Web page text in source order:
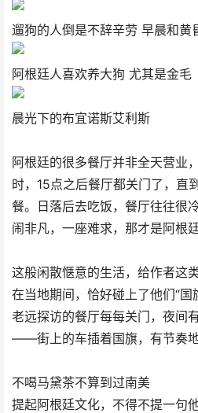
遛狗的人倒是不辞辛劳 早晨和黄
阿根廷人喜欢养大狗 尤其是金毛
晨光下的布宜诺斯艾利斯
阿根廷的很多餐厅并非全天营业
时，15点之后餐厅都关门了，直
餐。日落后去吃饭，餐厅往往很
闹非凡，一座难求，那才是阿根
这般闲散惬意的生活，给作者这
在当地期间，恰好碰上了他们“
老远探访的餐厅每每关门，夜间
——街上的车插着国旗，有节奏地
不喝马黛茶不算到过南美
提起阿根廷文化，不得不提一句